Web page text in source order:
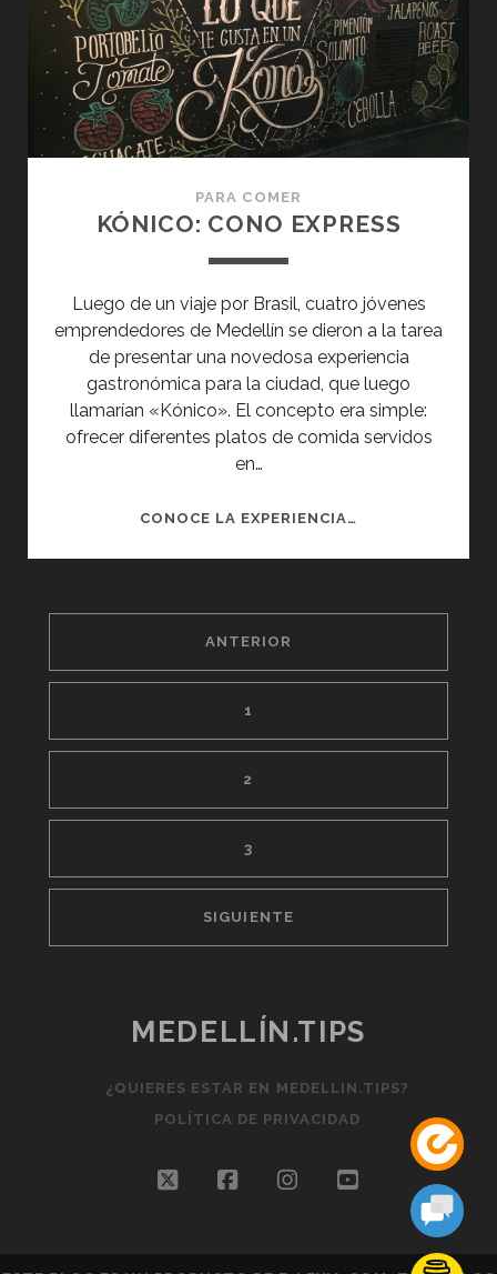
AMIGOS
PARA COMER
KÓNICO: CONO EXPRESS
Luego de un viaje por Brasil, cuatro jóvenes
emprendedores de Medellín se dieron a la tarea
de presentar una novedosa experiencia
gastronómica para la ciudad, que luego
llamarían «Kónico». El concepto era simple:
ofrecer diferentes platos de comida servidos
en…
CONOCE LA EXPERIENCIA…
PAGINACIÓN
DE
ANTERIOR
1
2
3
SIGUIENTE
MEDELLÍN.TIPS
¿QUIERES ESTAR EN MEDELLIN.TIPS?
POLÍTICA DE PRIVACIDAD
twitterfacebookinstagramyoutube